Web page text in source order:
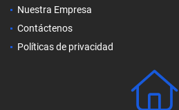
Nuestra Empresa
Contáctenos
Políticas de privacidad